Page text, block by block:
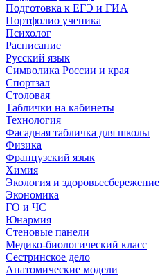
Подготовка к ЕГЭ и ГИА
Портфолио ученика
Психолог
Расписание
Русский язык
Символика России и края
Спортзал
Столовая
Таблички на кабинеты
Технология
Фасадная табличка для школы
Физика
Французский язык
Химия
Экология и здоровьесбережение
Экономика
ГО и ЧС
Юнармия
Стеновые панели
Медико-биологический класс
Сестринское дело
Анатомические модели